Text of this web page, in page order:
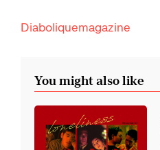
Diaboliquemagazine
You might also like